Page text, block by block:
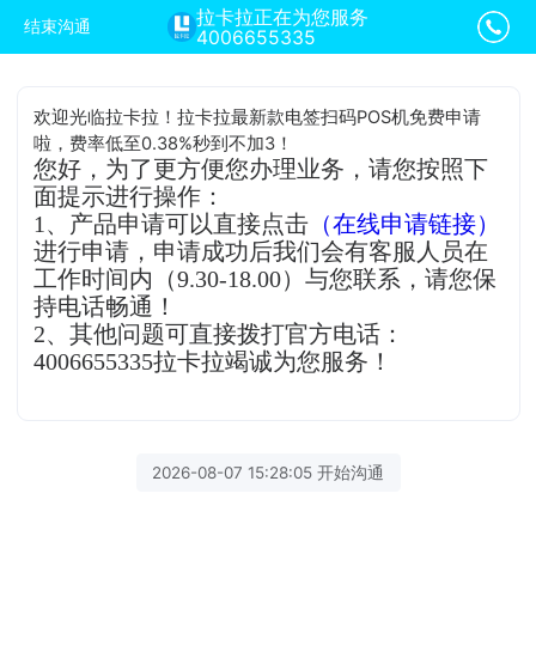
结束沟通
拉卡拉正在为您服务
4006655335
欢迎光临拉卡拉！拉卡拉最新款电签扫码POS机免费申请
啦，费率低至0.38%秒到不加3！
您好，为了更方便您办理业务，请您按照下
面提示进行操作：
1、产品申请可以直接点击 （在线申请链接）
进行申请，申请成功后我们会有客服人员在
工作时间内（9.30-18.00）与您联系，请您保
持电话畅通！
2、其他问题可直接拨打官方电话：
4006655335拉卡拉竭诚为您服务！
2026-08-07 15:28:05 开始沟通